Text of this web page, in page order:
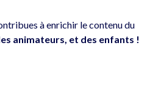
à enrichir le contenu du
animateurs, et des enfants !